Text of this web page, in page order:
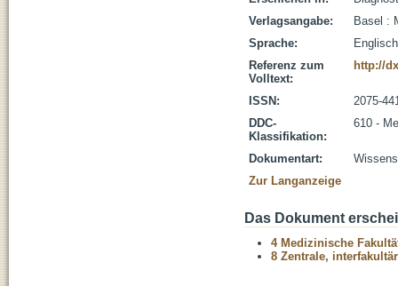
Verlagsangabe:
Basel :
Sprache:
Englisch
Referenz zum
Volltext:
http://
ISSN:
2075-
DDC-
Klassifikation:
610 -
Dokumentart:
Zur Langanzeige
Das Dokument
4 Medizinische
8 Zentrale,